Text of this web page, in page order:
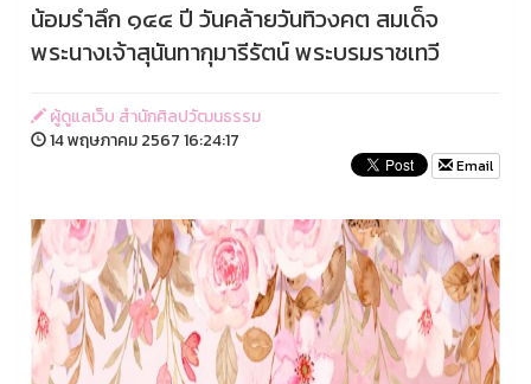
น้อมรำลึก ๑๔๔ ปี วันคล้ายวันทิวงคต สมเด็จ
พระนางเจ้าสุนันทากุมารีรัตน์ พระบรมราชเทวี
ผู้ดูแลเว็บ สำนักศิลปวัฒนธรรม
14 พฤษภาคม 2567 16:24:17
Email